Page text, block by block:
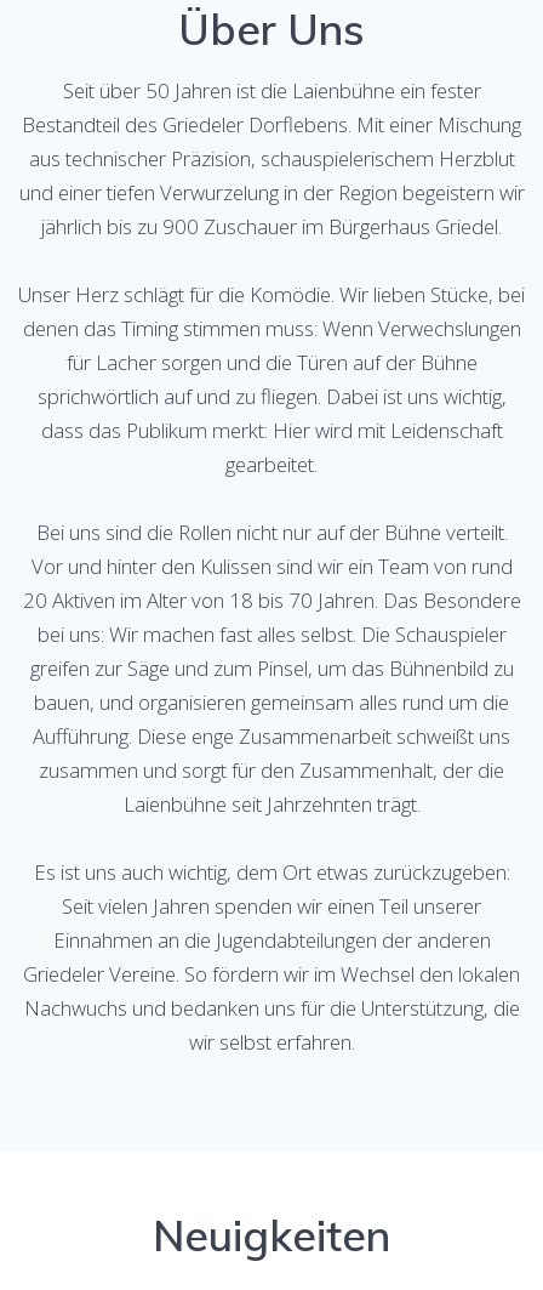
Über Uns
Seit über 50 Jahren ist die Laienbühne ein fester
Bestandteil des Griedeler Dorflebens. Mit einer Mischung
aus technischer Präzision, schauspielerischem Herzblut
und einer tiefen Verwurzelung in der Region begeistern wir
jährlich bis zu 900 Zuschauer im Bürgerhaus Griedel.
Unser Herz schlägt für die Komödie. Wir lieben Stücke, bei
denen das Timing stimmen muss: Wenn Verwechslungen
für Lacher sorgen und die Türen auf der Bühne
sprichwörtlich auf und zu fliegen. Dabei ist uns wichtig,
dass das Publikum merkt: Hier wird mit Leidenschaft
gearbeitet.
Bei uns sind die Rollen nicht nur auf der Bühne verteilt.
Vor und hinter den Kulissen sind wir ein Team von rund
20 Aktiven im Alter von 18 bis 70 Jahren. Das Besondere
bei uns: Wir machen fast alles selbst. Die Schauspieler
greifen zur Säge und zum Pinsel, um das Bühnenbild zu
bauen, und organisieren gemeinsam alles rund um die
Aufführung. Diese enge Zusammenarbeit schweißt uns
zusammen und sorgt für den Zusammenhalt, der die
Laienbühne seit Jahrzehnten trägt.
Es ist uns auch wichtig, dem Ort etwas zurückzugeben:
Seit vielen Jahren spenden wir einen Teil unserer
Einnahmen an die Jugendabteilungen der anderen
Griedeler Vereine. So fördern wir im Wechsel den lokalen
Nachwuchs und bedanken uns für die Unterstützung, die
wir selbst erfahren.
Neuigkeiten